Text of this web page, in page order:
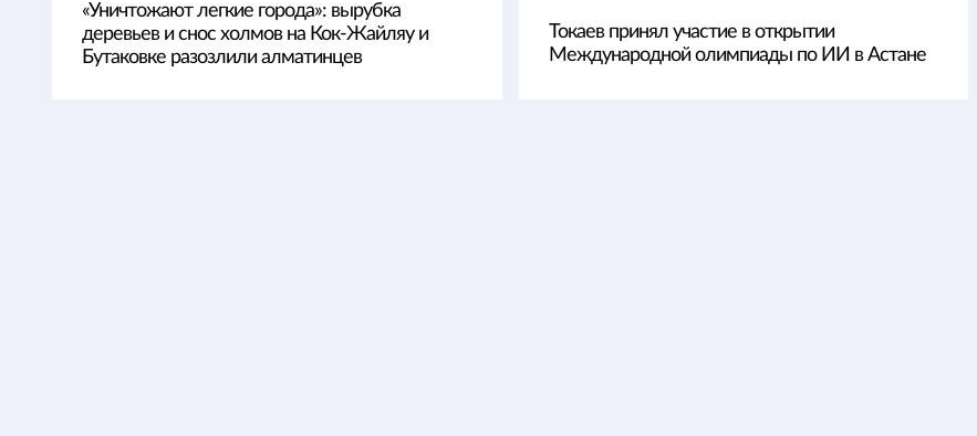
«Уничтожают легкие города»: вырубка
деревьев и снос холмов на Кок-Жайляу и
Бутаковке разозлили алматинцев
Токаев принял участие в открытии
Международной олимпиады по ИИ в Астане